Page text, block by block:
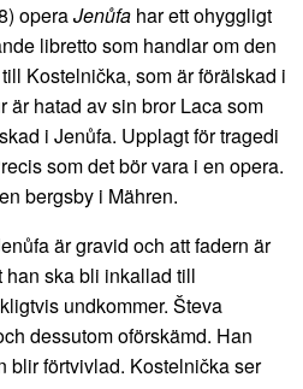
operaJenůfa har ett ohyggligt
libretto som handlar om den
Kostelnička, som är förälskad i
är hatad av sin bror Laca som
i Jenůfa. Upplagt för tragedi
som det bör vara i en opera.
bergsby i Mähren.
är gravid och att fadern är
han ska bli inkallad till
undkommer. Števa
dessutom oförskämd. Han
blir förtvivlad. Kostelnička ser